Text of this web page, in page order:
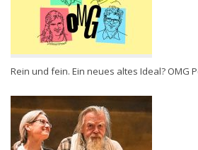
Rein und fein. Ein neues altes Ideal? OMG